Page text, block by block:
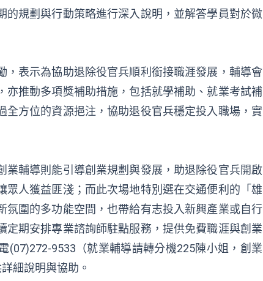
規劃與行動策略進行深入說明，並解答學員對於微
表示為協助退除役官兵順利銜接職涯發展，輔導會
亦推動多項獎補助措施，包括就學補助、就業考試補
方位的資源挹注，協助退役官兵穩定投入職場，實
輔導則能引導創業規劃與發展，助退除役官兵開啟
人獲益匪淺；而此次場地特別選在交通便利的「雄
圍的多功能空間，也帶給有志投入新興產業或自行
期安排專業諮詢師駐點服務，提供免費職涯與創業
(07)272-9533（就業輔導請轉分機225陳小姐，創業
細說明與協助。